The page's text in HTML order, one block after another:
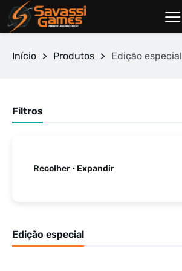
Início > Produtos > Edição especial
Edição especial
Filtros
Recolher • Expandir